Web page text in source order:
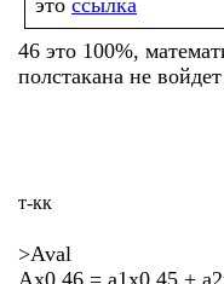
это ссылка
46 это 100%,
полстакана не
т-кк
>Aval
Ах0,46 = а1х0,45 +